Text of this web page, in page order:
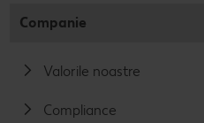
Companie
Valorile noastre
Compliance